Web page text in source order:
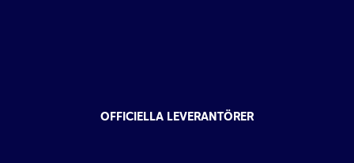
OFFICIELLA LEVERANTÖRER